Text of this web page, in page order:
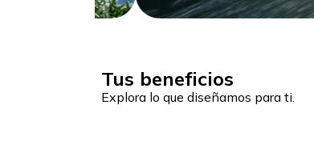
Tus beneficios
Explora lo que diseñamos para ti.